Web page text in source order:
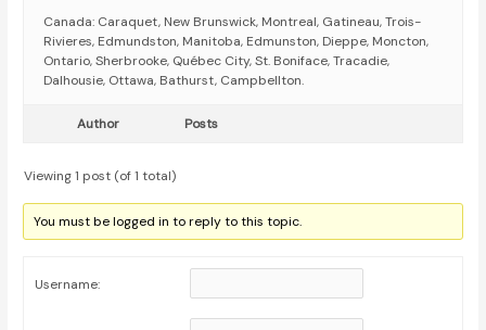
Canada: Caraquet, New Brunswick, Montreal, Gatineau, Trois-
Rivieres, Edmundston, Manitoba, Edmunston, Dieppe, Moncton,
Ontario, Sherbrooke, Québec City, St. Boniface, Tracadie,
Dalhousie, Ottawa, Bathurst, Campbellton.
Author Posts
Viewing 1 post (of 1 total)
You must be logged in to reply to this topic.
Username: